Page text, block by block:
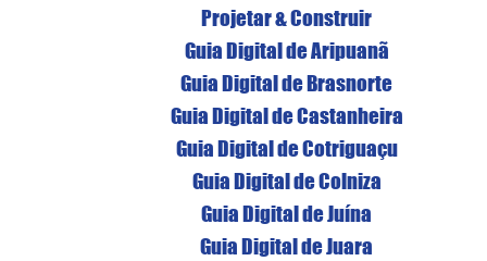
Projetar & Construir
Guia Digital de Aripuanã
Guia Digital de Brasnorte
Guia Digital de Castanheira
Guia Digital de Cotriguaçu
Guia Digital de Colniza
Guia Digital de Juína
Guia Digital de Juara